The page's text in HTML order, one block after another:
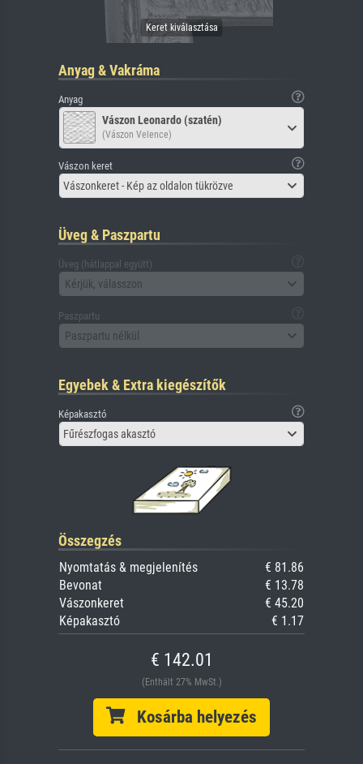
Anyag & Vakráma
Anyag
Vászon Leonardo (szatén)
(Vászon Velence)
Vászon keret
Vászonkeret - Kép az oldalon tükrözve
Üveg & Paszpartu
Üveg (hátlappal együtt)
Kérjük, válasszon
Paszpartu
Paszpartu nélkül
Egyebek & Extra kiegészítők
Képakasztó
Fűrészfogas akasztó
Összegzés
Nyomtatás & megjelenítés
€ 81.86
Bevonat
€ 13.78
Vászonkeret
€ 45.20
Képakasztó
€ 1.17
€ 142.01
(Enthält 27% MwSt.)
Kosárba helyezés